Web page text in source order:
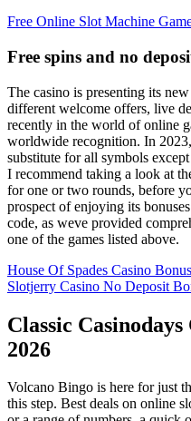
Free Online Slot Machine
Free spins and no
The casino is presenting its
different welcome offers, live
recently in the world of online
worldwide recognition. In
substitute for all symbols
I recommend taking a look at
for one or two rounds, before
prospect of enjoying its
code, as weve provided
one of the games listed above.
House Of Spades Casino
Slotjerry Casino No Deposit
Classic Casinodays
2026
Volcano Bingo is here for just
this step. Best deals on online